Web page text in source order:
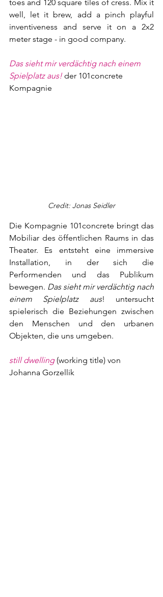
toes and 120 square tiles of cress. Mix it
well, let it brew, add a pinch playful
inventiveness and serve it on a 2x2
meter stage - in good company.
Das sieht mir verdächtig nach einem
Spielplatz aus! der 101concrete
Kompagnie
Credit: Jonas Seidler
Die Kompagnie 101concrete bringt das
Mobiliar des öffentlichen Raums in das
Theater. Es entsteht eine immersive
Installation, in der sich die
Performenden und das Publikum
bewegen. Das sieht mir verdächtig nach
einem Spielplatz aus! untersucht
spielerisch die Beziehungen zwischen
den Menschen und den urbanen
Objekten, die uns umgeben.
still dwelling (working title) von
Johanna Gorzellik